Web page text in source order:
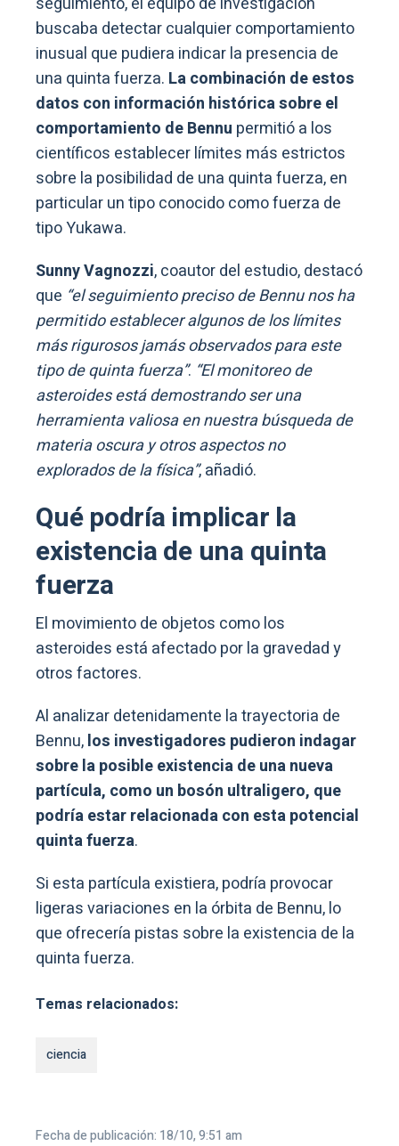
buscaba detectar cualquier comportamiento
inusual que pudiera indicar la presencia de
una quinta fuerza. La combinación de estos
datos con información histórica sobre el
comportamiento de Bennu permitió a los
científicos establecer límites más estrictos
sobre la posibilidad de una quinta fuerza, en
particular un tipo conocido como fuerza de
tipo Yukawa.
Sunny Vagnozzi, coautor del estudio, destacó
que “el seguimiento preciso de Bennu nos ha
permitido establecer algunos de los límites
más rigurosos jamás observados para este
tipo de quinta fuerza”. “El monitoreo de
asteroides está demostrando ser una
herramienta valiosa en nuestra búsqueda de
materia oscura y otros aspectos no
explorados de la física”, añadió.
Qué podría implicar la
existencia de una quinta
fuerza
El movimiento de objetos como los
asteroides está afectado por la gravedad y
otros factores.
Al analizar detenidamente la trayectoria de
Bennu,los investigadores pudieron indagar
sobre la posible existencia de una nueva
partícula, como un bosón ultraligero, que
podría estar relacionada con esta potencial
quinta fuerza.
Si esta partícula existiera, podría provocar
ligeras variaciones en la órbita de Bennu, lo
que ofrecería pistas sobre la existencia de la
quinta fuerza.
Temas relacionados:
ciencia
Fecha de publicación: 18/10, 9:51 am